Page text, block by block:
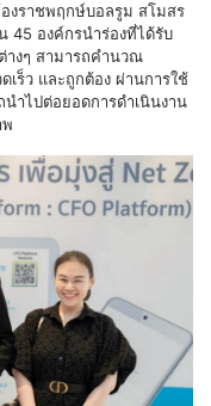
งราชพฤกษ์บอลรูม สโมสร
45 องค์กรนำร่องที่ได้รับ
างๆ สามารถคำนวณ
เร็ว และถูกต้อง ผ่านการใช้
ำไปต่อยอดการดำเนินงาน